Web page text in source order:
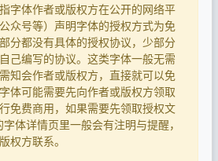
字体作者或版权方在公开的网络平
众号等）声明字体的授权方式为免
分都没有具体的授权协议，少部分
己编写的协议。这类字体一般无需
知会作者或版权方，直接就可以免
体可能需要先向作者或版权方领取
免费商用，如果需要先领取授权文
体详情页里一般会有注明与提醒，
权方联系。